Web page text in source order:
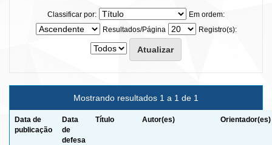
Classificar por:
Em ordem:
Resultados/Página
Registro(s):
Mostrando resultados 1 a 1 de 1
Data de
publicação
Data
de
defesa
Título Autor(es) Orientador(es)